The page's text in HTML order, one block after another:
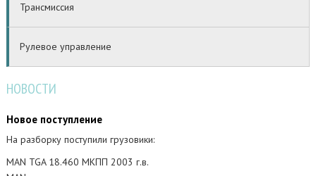
Трансмиссия
Рулевое управление
НОВОСТИ
Новое поступление
На разборку поступили грузовики:
MAN TGA 18.460 МКПП 2003 г.в.